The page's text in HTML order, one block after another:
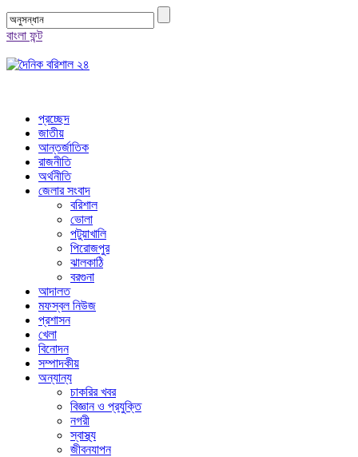
বাংলা ফন্ট
প্রচ্ছেদ
জাতীয়
আন্তর্জাতিক
রাজনীতি
অর্থনীতি
জেলার সংবাদ
বরিশাল
ভোলা
পটুয়াখালি
পিরোজপুর
ঝালকাঠি
বরগুনা
আদালত
মফস্বল নিউজ
প্রশাসন
খেলা
বিনোদন
সম্পাদকীয়
অন্যান্য
চাকরির খবর
বিজ্ঞান ও প্রযুক্তি
নগরী
স্বাস্থ্য
জীবনযাপন